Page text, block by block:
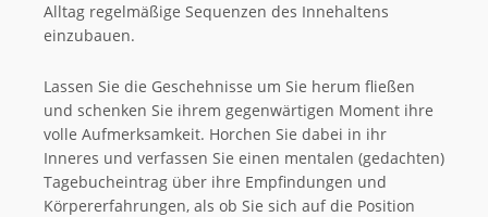
Alltag regelmäßige Sequenzen des Innehaltens
einzubauen.
Lassen Sie die Geschehnisse um Sie herum fließen
und schenken Sie ihrem gegenwärtigen Moment ihre
volle Aufmerksamkeit. Horchen Sie dabei in ihr
Inneres und verfassen Sie einen mentalen (gedachten)
Tagebucheintrag über ihre Empfindungen und
Körpererfahrungen, als ob Sie sich auf die Position